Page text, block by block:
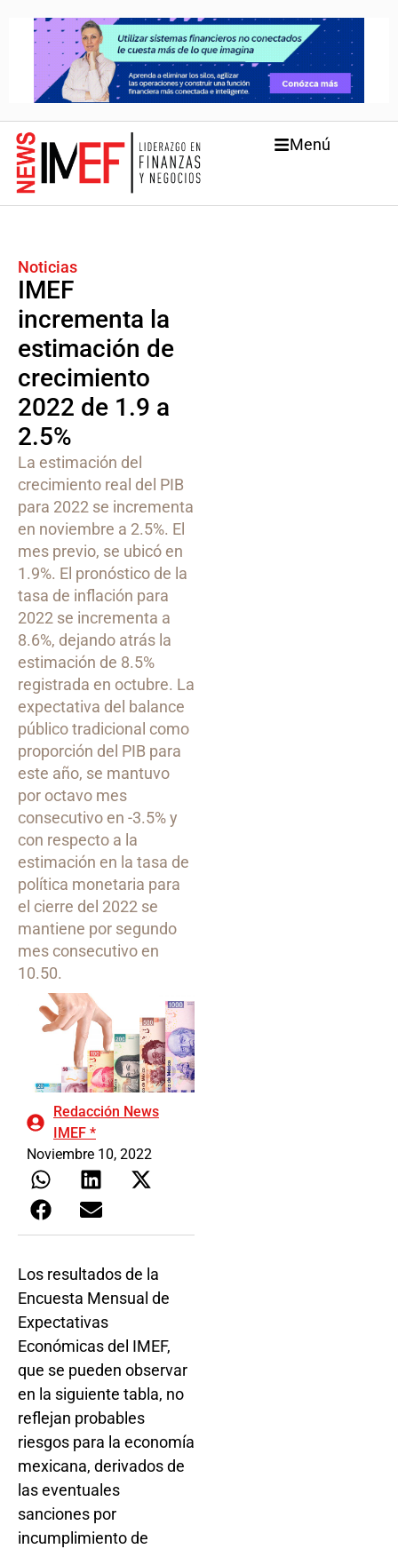
Menú
Noticias
IMEF
incrementa la
estimación de
crecimiento
2022 de 1.9 a
2.5%
La estimación del
crecimiento real del PIB
para 2022 se incrementa
en noviembre a 2.5%. El
mes previo, se ubicó en
1.9%. El pronóstico de la
tasa de inflación para
2022 se incrementa a
8.6%, dejando atrás la
estimación de 8.5%
registrada en octubre. La
expectativa del balance
público tradicional como
proporción del PIB para
este año, se mantuvo
por octavo mes
consecutivo en -3.5% y
con respecto a la
estimación en la tasa de
política monetaria para
el cierre del 2022 se
mantiene por segundo
mes consecutivo en
10.50.
Redacción News
IMEF *
Noviembre 10, 2022
Los resultados de la
Encuesta Mensual de
Expectativas
Económicas del IMEF,
que se pueden observar
en la siguiente tabla, no
reflejan probables
riesgos para la economía
mexicana, derivados de
las eventuales
sanciones por
incumplimiento de